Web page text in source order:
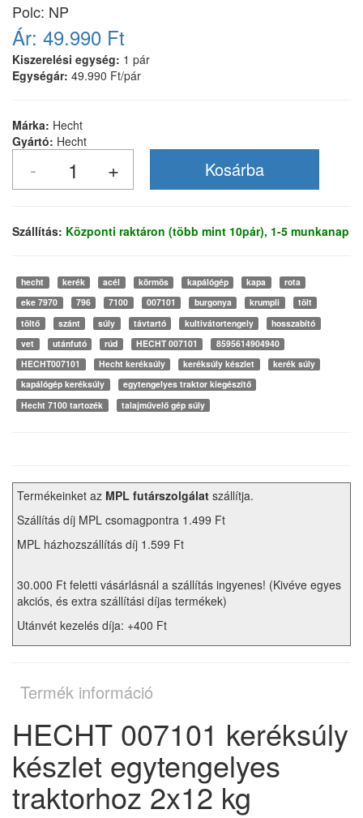
Polc: NP
Ár: 49.990 Ft
Kiszerelési egység: 1 pár
Egységár: 49.990 Ft/pár
Márka: Hecht
Gyártó: Hecht
Szállítás: Központi raktáron (több mint 10pár), 1-5 munkanap
hecht kerék acél körmös kapálógép kapa
rota
eke 7970
796 7100 007101 burgonya krumpli
tölt
töltő
szánt súly távtartó kultivátortengely
hosszabító
vet
utánfutó rúd HECHT 007101
8595614904940
HECHT007101
Hecht keréksúly keréksúly készlet
kerék súly
kapálógép keréksúly
egytengelyes traktor kiegészítő
Hecht 7100 tartozék
talajművelő gép súly
Termékeinket az MPL futárszolgálat szállítja.
Szállítás díj MPL csomagpontra 1.499 Ft
MPL házhozszállítás díj 1.599 Ft
30.000 Ft feletti vásárlásnál a szállítás ingyenes! (Kivéve egyes
akciós, és extra szállítási díjas termékek)
Utánvét kezelés díja: +400 Ft
Termék információ
HECHT 007101 keréksúly
készlet egytengelyes
traktorhoz 2x12 kg